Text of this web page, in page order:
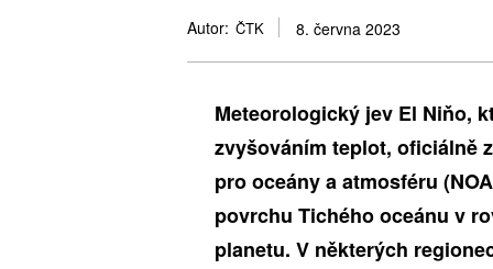
Autor: ČTK 8. června 2023
Meteorologický jev El Niňo,
zvyšováním teplot, oficiálně
pro oceány a atmosféru
povrchu Tichého oceánu v
planetu. V některých